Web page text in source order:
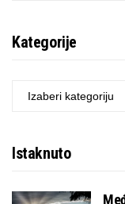
Kategorije
KATEGORIJE
Istaknuto